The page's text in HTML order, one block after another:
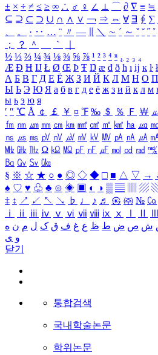
± × ÷ ≠ ≤ ≥ ∞ ∴ ♂ ♀ ∠ ⊥ ⌒ ∂ ∇ ≡ ≒
⊆ ⊇ ⊂ ⊃ ∪ ∩ ∧ ∨ ￢ ⇒ ⇔ ∀ ∃ ∮ ∑
、
。 · ‥ … ¨ 〃 ― ＼ ∼ ´ ～ ˇ ˘ ˝ ˚
；
？ ＾ ｀
½ ⅓ ⅔ ¼ ¾ ⅛ ⅜ ⅝ ⅞ ¹ ² ³ ⁴ ⁿ ₁ ₂ ₃ ₄
Æ Ð Ħ Ĳ Ł Ø Œ Þ Ŧ Ŋ æ đ ð ħ ı ĳ ĸ ŀ ł
А Б В Г Д Е Ё Ж З И Й К Л М Н О П
Ы Ь Э Ю Я а б в г д е ё ж з и й к л м
ы ь э ю я
′ ″ ℃ Å ￠ ￡ ￥ ¤ ℉ ‰ ＄ ％ Ｆ ￦
㎙ ㎚ ㎛ ㎜ ㎝ ㎞ ㎟ ㎠ ㎡ ㎢ ㏊ ㎍
㎱ ㎲ ㎳ ㎴ ㎵ ㎶ ㎷ ㎸ ㎹ ㎀ ㎁ ㎂
㎒ ㎓ ㎔ Ω ㏀ ㏁ ㎊ ㎋ ㎌ ㏖ ㏅ ㎭ ㎮
㏃ ㏉ ㏜ ㏆
§ ※ ☆ ★ ○ ● ◎ ◇ ◆ □ ■ △ ▽ →
♠ ♡ ♥ ♧ ♣ ⊙ ◈ ▣ ◐ ◑ ▒ ▤ ▨
‡ ↕ ↗ ↙ ↖ ↘ ♭ ♩ ♪ ♬ ㉿ ㈜ № ㏇
ⅰ
ⅱ ⅲ ⅳ ⅴ ⅵ ⅶ ⅷ ⅸ ⅹ
ش ص ض ط ظ ع غ ف ق ک ل م ن ه
و ی
닫기
통합검색
국내학술논문
학위논문